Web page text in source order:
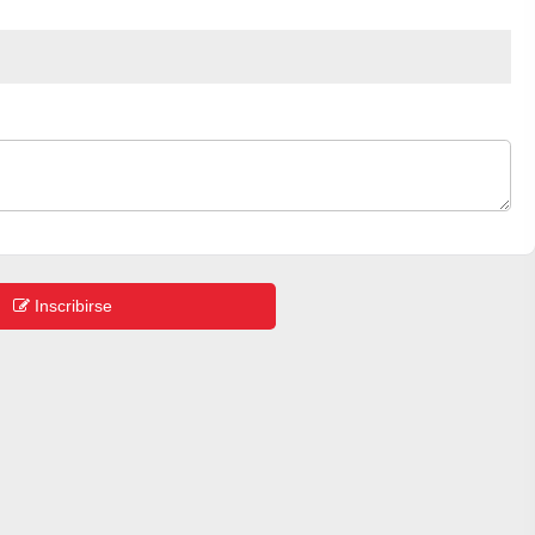
Inscribirse